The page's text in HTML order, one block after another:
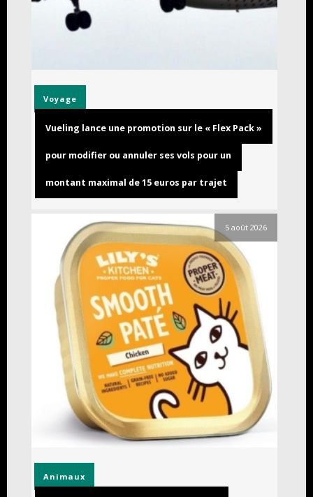
Voyage
Vueling lance une promotion sur le « Flex Pack »
pour modifier ou annuler ses vols pour un
montant maximal de 15 euros par trajet
5 août 2026
Animaux